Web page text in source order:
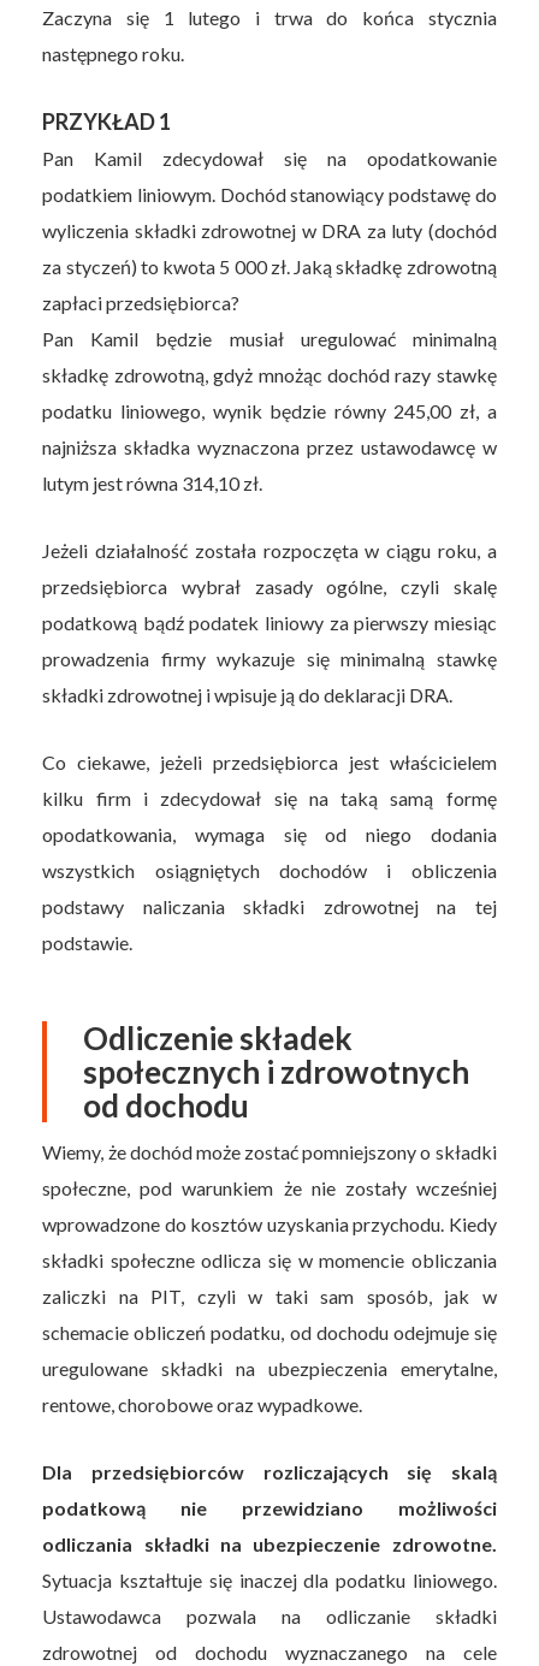
Zaczyna się 1 lutego i trwa do końca stycznia
następnego roku.
PRZYKŁAD 1
Pan Kamil zdecydował się na opodatkowanie
podatkiem liniowym. Dochód stanowiący podstawę do
wyliczenia składki zdrowotnej w DRA za luty (dochód
za styczeń) to kwota 5 000 zł. Jaką składkę zdrowotną
zapłaci przedsiębiorca?
Pan Kamil będzie musiał uregulować minimalną
składkę zdrowotną, gdyż mnożąc dochód razy stawkę
podatku liniowego, wynik będzie równy 245,00 zł, a
najniższa składka wyznaczona przez ustawodawcę w
lutym jest równa 314,10 zł.
Jeżeli działalność została rozpoczęta w ciągu roku, a
przedsiębiorca wybrał zasady ogólne, czyli skalę
podatkową bądź podatek liniowy za pierwszy miesiąc
prowadzenia firmy wykazuje się minimalną stawkę
składki zdrowotnej i wpisuje ją do deklaracji DRA.
Co ciekawe, jeżeli przedsiębiorca jest właścicielem
kilku firm i zdecydował się na taką samą formę
opodatkowania, wymaga się od niego dodania
wszystkich osiągniętych dochodów i obliczenia
podstawy naliczania składki zdrowotnej na tej
podstawie.
Odliczenie składek
społecznych i zdrowotnych
od dochodu
Wiemy, że dochód może zostać pomniejszony o składki
społeczne, pod warunkiem że nie zostały wcześniej
wprowadzone do kosztów uzyskania przychodu. Kiedy
składki społeczne odlicza się w momencie obliczania
zaliczki na PIT, czyli w taki sam sposób, jak w
schemacie obliczeń podatku, od dochodu odejmuje się
uregulowane składki na ubezpieczenia emerytalne,
rentowe, chorobowe oraz wypadkowe.
Dla przedsiębiorców rozliczających się skalą
podatkową nie przewidziano możliwości
odliczania składki na ubezpieczenie zdrowotne.
Sytuacja kształtuje się inaczej dla podatku liniowego.
Ustawodawca pozwala na odliczanie składki
zdrowotnej od dochodu wyznaczanego na cele